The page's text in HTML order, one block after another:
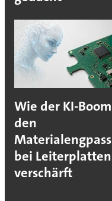
Wie der KI-Boom
den
Materialengpass
bei Leiterplatten
verschärft